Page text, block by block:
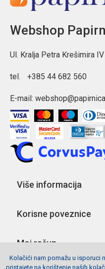
Webshop
Ul. Kralja Petra Krešimira
tel. +385 44 682 560
E-mail:
Više informacija
Korisne poveznice
Moj račun
Kolačići nam pomažu u isporuci
pristajete na korištenje naših